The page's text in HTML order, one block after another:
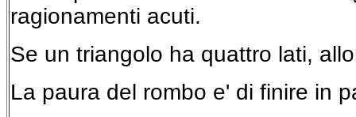
ragionamenti acuti.
Se un triangolo ha quattro lati,
La paura del rombo e' di finire in